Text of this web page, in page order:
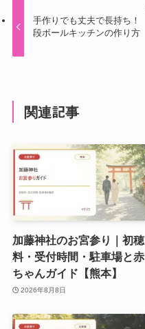
手作りでも丈夫で長持ち！
段ボールキッチンの作り方
関連記事
加藤神社のお宮参り｜初穂
料・受付時間・駐車場と赤
ちゃんガイド【熊本】
2026年8月8日